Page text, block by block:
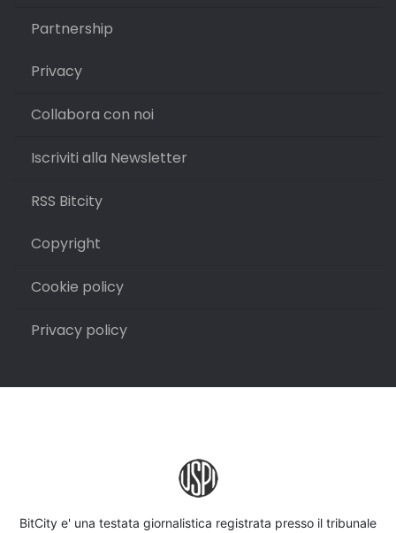
Partnership
Privacy
Collabora con noi
Iscriviti alla Newsletter
RSS Bitcity
Copyright
Cookie policy
Privacy policy
BitCity e' una testata giornalistica registrata presso il tribunale